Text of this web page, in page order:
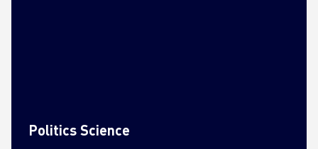
Politics Science